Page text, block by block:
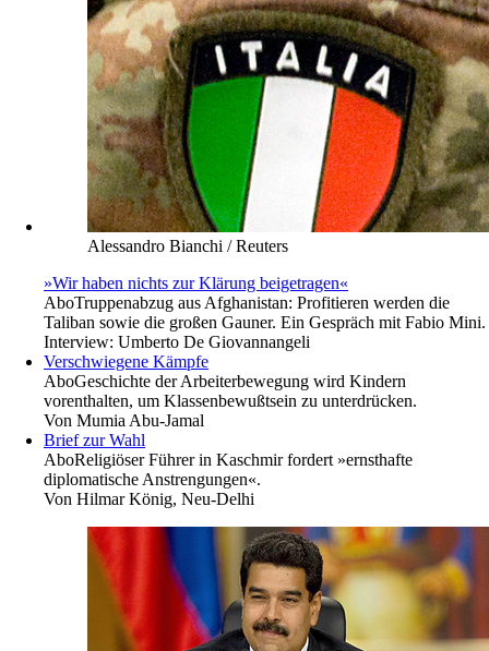
Alessandro Bianchi / Reuters
»Wir haben nichts zur Klärung beigetragen«
AboTruppenabzug aus Afghanistan: Profitieren werden die
Taliban sowie die großen Gauner. Ein Gespräch mit Fabio Mini.
Interview: Umberto De Giovannangeli
Verschwiegene Kämpfe
AboGeschichte der Arbeiterbewegung wird Kindern
vorenthalten, um Klassenbewußtsein zu unterdrücken.
Von Mumia Abu-Jamal
Brief zur Wahl
AboReligiöser Führer in Kaschmir fordert »ernsthafte
diplomatische Anstrengungen«.
Von Hilmar König, Neu-Delhi